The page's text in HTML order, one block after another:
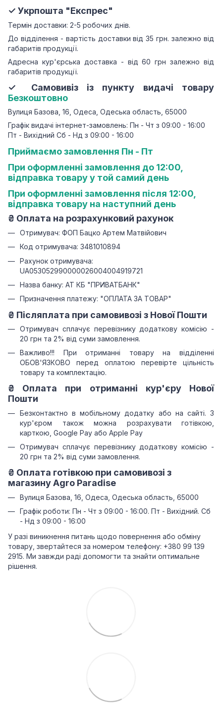
✓ Укрпошта "Експрес"
Термін доставки: 2-5 робочих днів.
До відділення - вартість доставки від 35 грн.залежно від
габаритів продукції.
Адресна кур'єрська доставка - від 60 грн залежно від
габаритів продукції.
✓ Самовивіз із пункту видачі товару
Безкоштовно
Вулиця Базова, 16, Одеса, Одеська область, 65000
Графік видачі інтернет-замовлень: Пн - Чт з 09:00 - 16:00
Пт - Вихідний Сб - Нд з 09:00 - 16:00
Приймаємо замовлення Пн - Пт
При оформленні замовлення до 12:00,
відправка товару у той самий день
При оформленні замовлення після 12:00,
відправка товару на наступний день
₴ Оплата на розрахунковий рахунок
Отримувач: ФОП Бацко Артем Матвійович
Код отримувача: 3481010894
Рахунок отримувача:
UA053052990000026004004919721
Назва банку: АТ КБ "ПРИВАТБАНК"
Призначення платежу: "ОПЛАТА ЗА ТОВАР"
₴ Післяплата при самовивозі з Нової Пошти
Отримувач сплачує перевізнику додаткову комісію -
20 грн та 2% від суми замовлення.
Важливо!!! При отриманні товару на відділенні
ОБОВ'ЯЗКОВО перед оплатою перевірте цільність
товару та комплектацію.
₴ Оплата при отриманні кур'єру Нової
Пошти
Безконтактно в мобільному додатку або на сайті. З
кур'єром також можна розрахувати готівкою,
карткою, Google Pay або Apple Pay
Отримувач сплачує перевізнику додаткову комісію -
20 грн та 2% від суми замовлення.
₴ Оплата готівкою при самовивозі з
магазину Agro Paradise
Вулиця Базова, 16, Одеса, Одеська область, 65000
Графік роботи: Пн - Чт з 09:00 - 16:00. Пт - Вихідний. Сб
- Нд з 09:00 - 16:00
У разі виникнення питань щодо повернення або обміну
товару, звертайтеся за номером телефону: +380 99 139
2915. Ми завжди раді допомогти та знайти оптимальне
рішення.